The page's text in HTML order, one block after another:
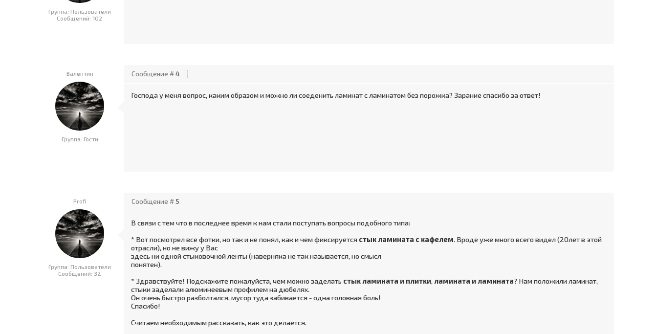
Группа: Пользователи
Сообщений: 102
Валентин
Группа: Гости
Сообщение #4
Господа у меня вопрос, каким образом и можно ли соеденить ламинат с ламинатом без порожка? Зарание спасибо за ответ!
Profi
Группа: Пользователи
Сообщений: 32
Сообщение #5
В связи с тем что в последнее время к нам стали поступать вопросы подобного типа:
* Вот посмотрел все фотки, но так и не понял, как и чем фиксируется стык ламината с кафелем. Вроде уже много всего видел (20лет в этой
отрасли), но не вижу у Вас
здесь ни одной стыковочной ленты (наверняка не так называется, но смысл
понятен).
* Здравствуйте! Подскажите пожалуйста, чем можно заделать стык ламината и плитки, ламината и ламината? Нам положили ламинат,
стыки заделали алюминеевым профилем на дюбелях.
Он очень быстро разболтался, мусор туда забивается - одна головная боль!
Спасибо!
Считаем необходимым рассказать, как это делается.